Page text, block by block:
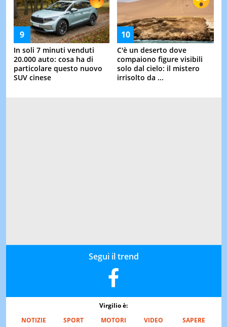
In soli 7 minuti venduti
20.000 auto: cosa ha di
particolare questo nuovo
SUV cinese
C'è un deserto dove
compaiono figure visibili
solo dal cielo: il mistero
irrisolto da ...
Segui il trend
Virgilio è:
NOTIZIE
SPORT MOTORI VIDEO SAPERE